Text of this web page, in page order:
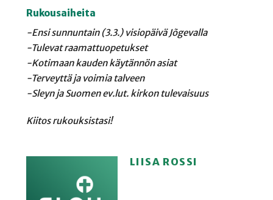
Rukousaiheita
-Ensi sunnuntain (3.3.) visiopäivä Jõgevalla
-Tulevat raamattuopetukset
-Kotimaan kauden käytännön asiat
-Terveyttä ja voimia talveen
-Sleyn ja Suomen ev.lut. kirkon tulevaisuus
Kiitos rukouksistasi!
LIISA ROSSI